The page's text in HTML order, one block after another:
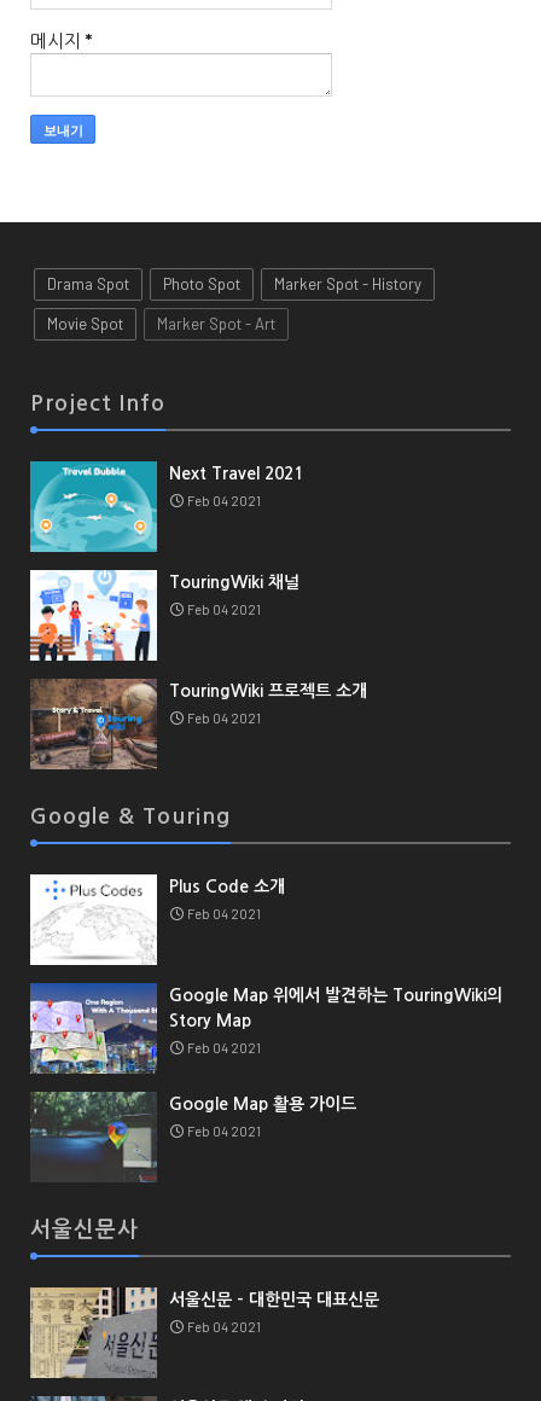
메시지 *
Drama Spot Photo Spot Marker Spot - History
Movie Spot Marker Spot - Art
Project Info
Next Travel 2021
Feb 04 2021
TouringWiki 채널
Feb 04 2021
TouringWiki 프로젝트 소개
Feb 04 2021
Google & Touring
Plus Code 소개
Feb 04 2021
Google Map 위에서 발견하는 TouringWiki의
Story Map
Feb 04 2021
Google Map 활용 가이드
Feb 04 2021
서울신문사
서울신문 - 대한민국 대표신문
Feb 04 2021